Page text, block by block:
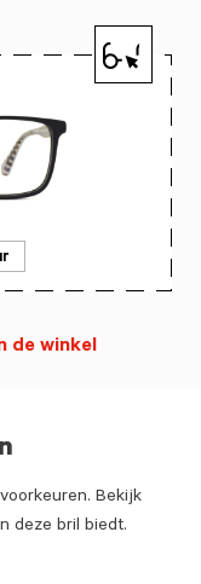
Bekijk
deze bril biedt.
de winkel